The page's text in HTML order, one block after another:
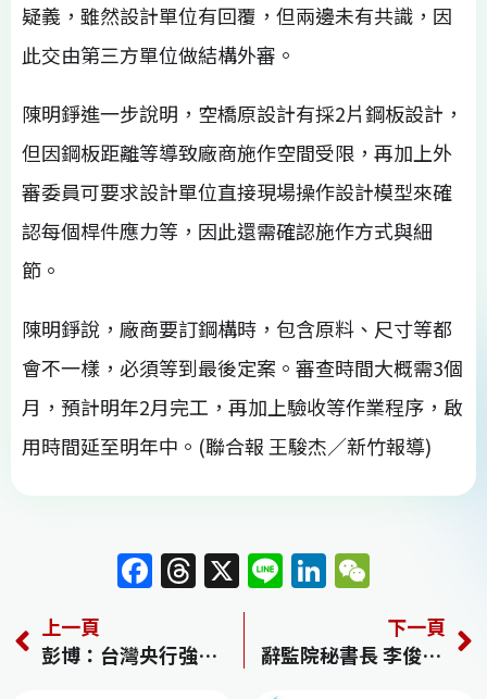
疑義，雖然設計單位有回覆，但兩邊未有共識，因
此交由第三方單位做結構外審。
陳明錚進一步說明，空橋原設計有採2片鋼板設計，
但因鋼板距離等導致廠商施作空間受限，再加上外
審委員可要求設計單位直接現場操作設計模型來確
認每個桿件應力等，因此還需確認施作方式與細
節。
陳明錚說，廠商要訂鋼構時，包含原料、尺寸等都
會不一樣，必須等到最後定案。審查時間大概需3個
月，預計明年2月完工，再加上驗收等作業程序，啟
用時間延至明年中。(聯合報 王駿杰／新竹報導)
F
a
c
e
T
h
re
a
X Li
n
e
Li
n
k
e
C
h
上一頁
彭博：台灣央行強硬聲明 警告出口商勿炒匯
下一頁
辭監院秘書長 李俊俋：深切反省